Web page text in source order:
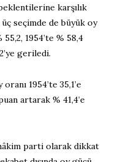
karşılık
seçimde de büyük oy
1954’te % 58,4
geriledi.
1954’te 35,1’e
artarak % 41,4’e
parti olarak dikkat